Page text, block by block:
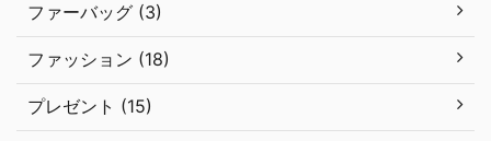
ファーバッグ (3)
ファッション (18)
プレゼント (15)